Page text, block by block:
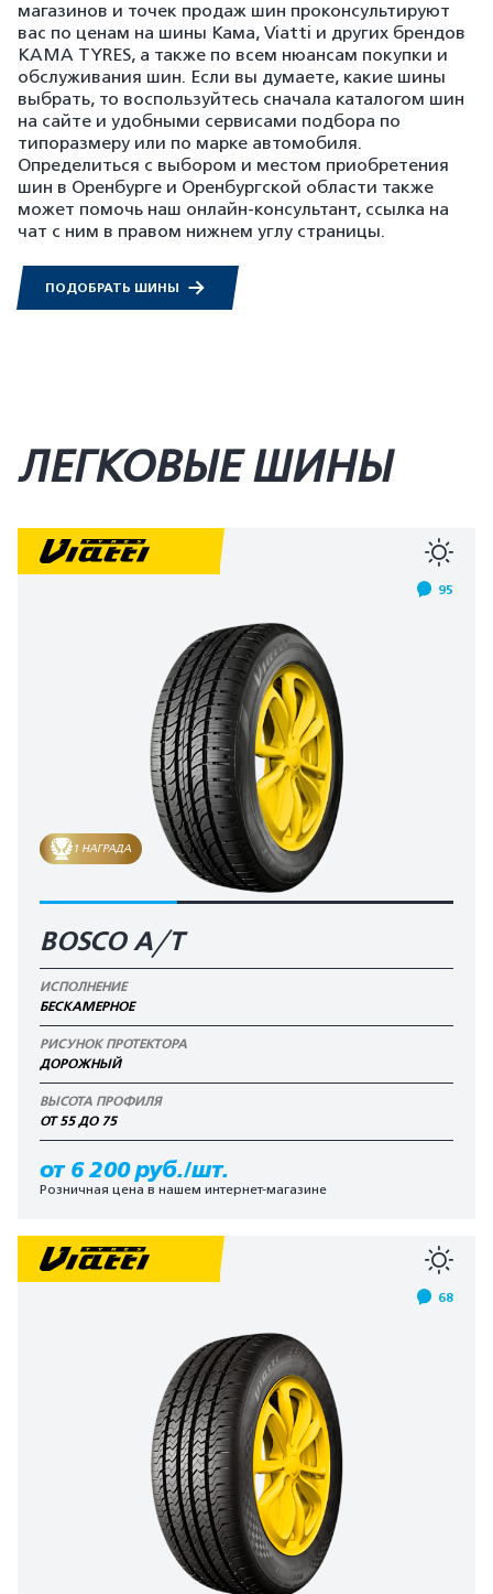
магазинов и точек продаж шин проконсультируют
вас по ценам на шины Кама, Viatti и других брендов
KAMA TYRES, а также по всем нюансам покупки и
обслуживания шин. Если вы думаете, какие шины
выбрать, то воспользуйтесь сначала каталогом шин
на сайте и удобными сервисами подбора по
типоразмеру или по марке автомобиля.
Определиться с выбором и местом приобретения
шин в Оренбурге и Оренбургской области также
может помочь наш онлайн-консультант, ссылка на
чат с ним в правом нижнем углу страницы.
ПОДОБРАТЬ ШИНЫ
ЛЕГКОВЫЕ ШИНЫ
95
1 НАГРАДА
BOSCO A/T
ИСПОЛНЕНИЕ
БЕСКАМЕРНОЕ
РИСУНОК ПРОТЕКТОРА
ДОРОЖНЫЙ
ВЫСОТА ПРОФИЛЯ
ОТ 55 ДО 75
от 6 200 руб./шт.
Розничная цена в нашем интернет-магазине
68